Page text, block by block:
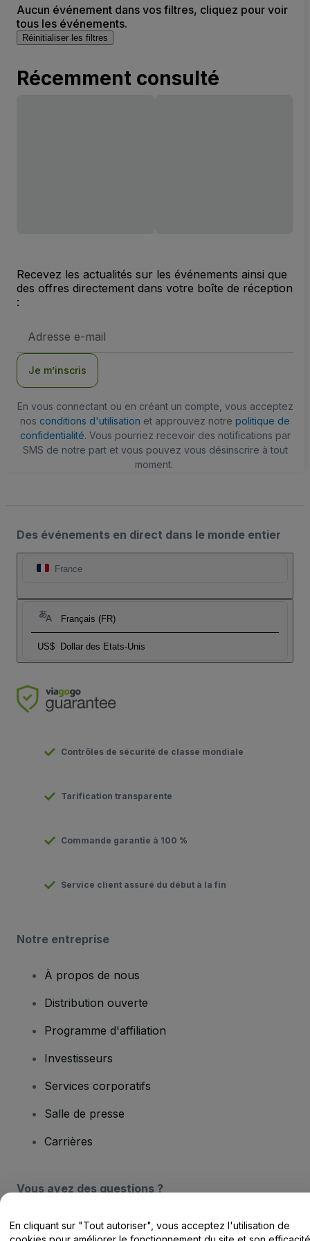
Aucun événement dans vos filtres, cliquez pour voir
tous les événements.
Réinitialiser les filtres
Récemment consulté
Recevez les actualités sur les événements ainsi que
des offres directement dans votre boîte de réception
:
e-
Je m’inscris
En vous connectant ou en créant un compte, vous acceptez
nos conditions d'utilisation et approuvez notre politique de
confidentialité. Vous pourriez recevoir des notifications par
SMS de notre part et vous pouvez vous désinscrire à tout
moment.
Des événements en direct dans le monde entier
France
Français (FR)
US$ Dollar des Etats-Unis
Contrôles de sécurité de classe mondiale
Tarification transparente
Commande garantie à 100 %
Service client assuré du début à la fin
Notre entreprise
À propos de nous
Distribution ouverte
Programme d'affiliation
Investisseurs
Services corporatifs
Salle de presse
Carrières
Vous avez des questions ?
Centre d'assistance / Nous contacter
En cliquant sur "Tout autoriser", vous acceptez l'utilisation de